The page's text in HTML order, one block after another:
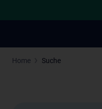
Home Suche